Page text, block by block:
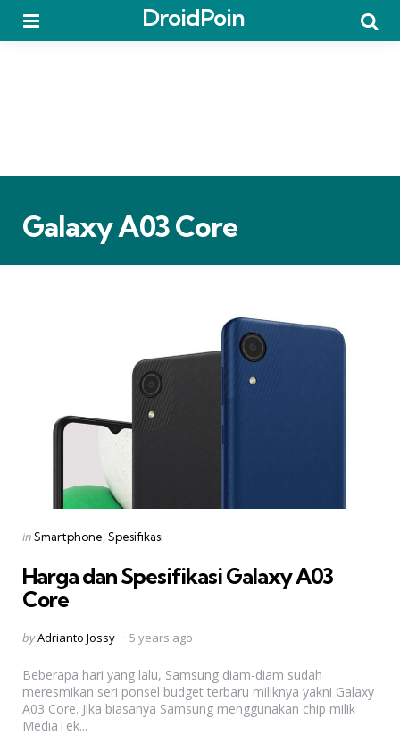
DroidPoin
Galaxy A03 Core
Categories
Posted
inSmartphone Spesifikasi
Harga dan Spesifikasi Galaxy A03
Core
Posted
byAdrianto Jossy 5 years ago
Beberapa hari yang lalu, Samsung diam-diam sudah
meresmikan seri ponsel budget terbaru miliknya yakni Galaxy
A03 Core. Jika biasanya Samsung menggunakan chip milik
MediaTek...